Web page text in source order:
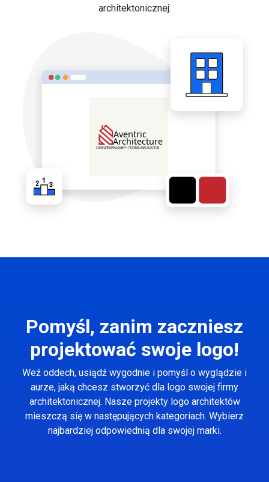
architektonicznej.
Pomyśl, zanim zaczniesz
projektować swoje logo!
Weź oddech, usiądź wygodnie i pomyśl o wyglądzie i
aurze, jaką chcesz stworzyć dla logo swojej firmy
architektonicznej. Nasze projekty logo architektów
mieszczą się w następujących kategoriach. Wybierz
najbardziej odpowiednią dla swojej marki.